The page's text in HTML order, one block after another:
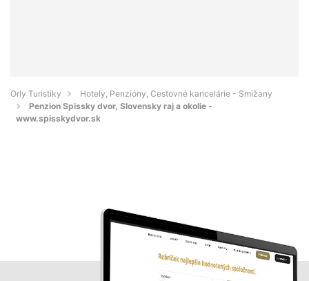
Orly Turistiky
Hotely, Penzióny, Cestovné kancelárie - Smižany
Penzion Spissky dvor, Slovensky raj a okolie -
www.spisskydvor.sk